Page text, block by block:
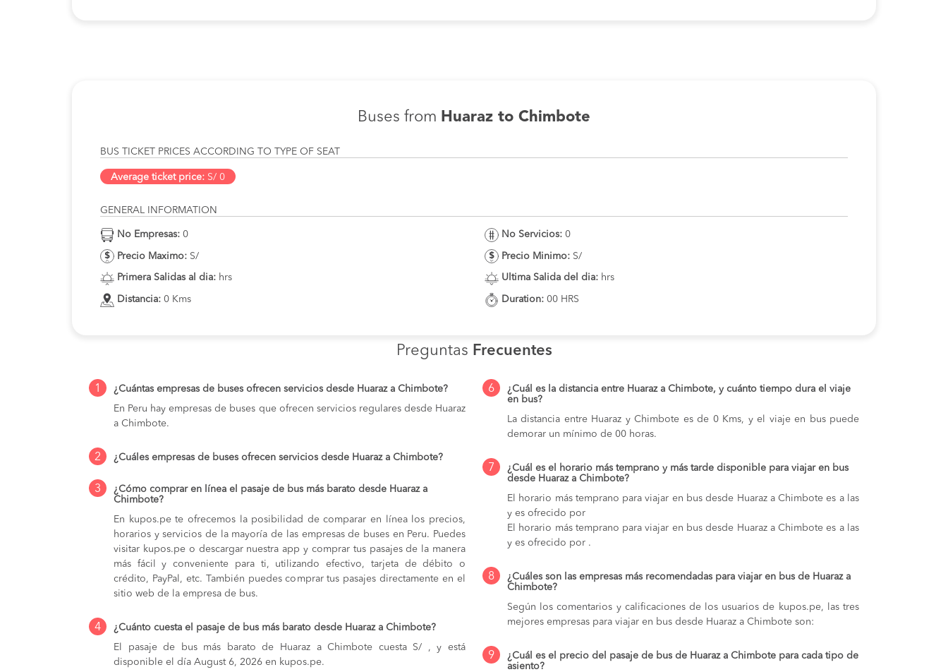
Buses from Huaraz to Chimbote
BUS TICKET PRICES ACCORDING TO TYPE OF SEAT
Average ticket price: S/ 0
GENERAL INFORMATION
No Empresas: 0
Precio Maximo: S/
Primera Salidas al dia: hrs
Distancia: 0 Kms
No Servicios: 0
Precio Minimo: S/
Ultima Salida del dia: hrs
Duration: 00 HRS
Preguntas Frecuentes
1
¿Cuántas empresas de buses ofrecen servicios desde Huaraz a Chimbote?
En Peru hay empresas de buses que ofrecen servicios regulares desde Huaraz
a Chimbote.
2 ¿Cuáles empresas de buses ofrecen servicios desde Huaraz a Chimbote?
3
¿Cómo comprar en línea el pasaje de bus más barato desde Huaraz a
Chimbote?
En kupos.pe te ofrecemos la posibilidad de comparar en línea los precios,
horarios y servicios de la mayoría de las empresas de buses en Peru. Puedes
visitar kupos.pe o descargar nuestra app y comprar tus pasajes de la manera
más fácil y conveniente para ti, utilizando efectivo, tarjeta de débito o
crédito, PayPal, etc. También puedes comprar tus pasajes directamente en el
sitio web de la empresa de bus.
4
¿Cuánto cuesta el pasaje de bus más barato desde Huaraz a Chimbote?
El pasaje de bus más barato de Huaraz a Chimbote cuesta S/ , y está
disponible el día August 6, 2026 en kupos.pe.
6
¿Cuál es la distancia entre Huaraz a Chimbote, y cuánto tiempo dura el viaje
en bus?
La distancia entre Huaraz y Chimbote es de 0 Kms, y el viaje en bus puede
demorar un mínimo de 00 horas.
7
¿Cuál es el horario más temprano y más tarde disponible para viajar en bus
desde Huaraz a Chimbote?
El horario más temprano para viajar en bus desde Huaraz a Chimbote es a las
y es ofrecido por
El horario más temprano para viajar en bus desde Huaraz a Chimbote es a las
y es ofrecido por .
8
¿Cuáles son las empresas más recomendadas para viajar en bus de Huaraz a
Chimbote?
Según los comentarios y calificaciones de los usuarios de kupos.pe, las tres
mejores empresas para viajar en bus desde Huaraz a Chimbote son:
9
¿Cuál es el precio del pasaje de bus de Huaraz a Chimbote para cada tipo de
asiento?